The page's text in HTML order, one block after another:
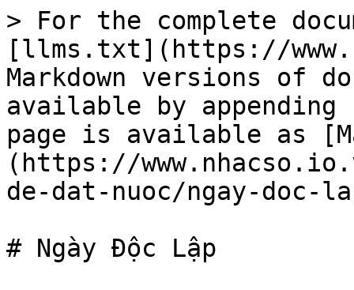
> For the complete
[llms.txt](https://
Markdown versions of
available by
page is available as
(https://
de-dat-nuoc/ngay-doc-
# Ngày Độc Lập